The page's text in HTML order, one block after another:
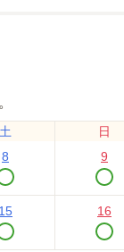
土 日
8 9
15 16